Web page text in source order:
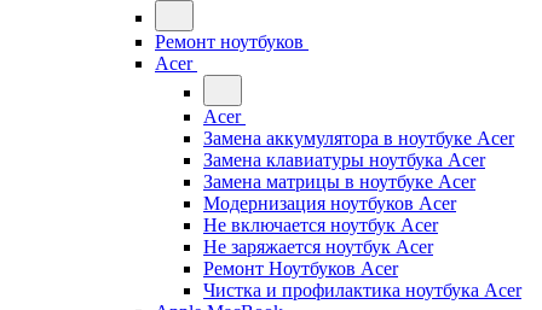
Ремонт ноутбуков
Acer
Acer
Замена аккумулятора в ноутбуке Acer
Замена клавиатуры ноутбука Acer
Замена матрицы в ноутбуке Acer
Модернизация ноутбуков Acer
Не включается ноутбук Acer
Не заряжается ноутбук Acer
Ремонт Ноутбуков Acer
Чистка и профилактика ноутбука Acer